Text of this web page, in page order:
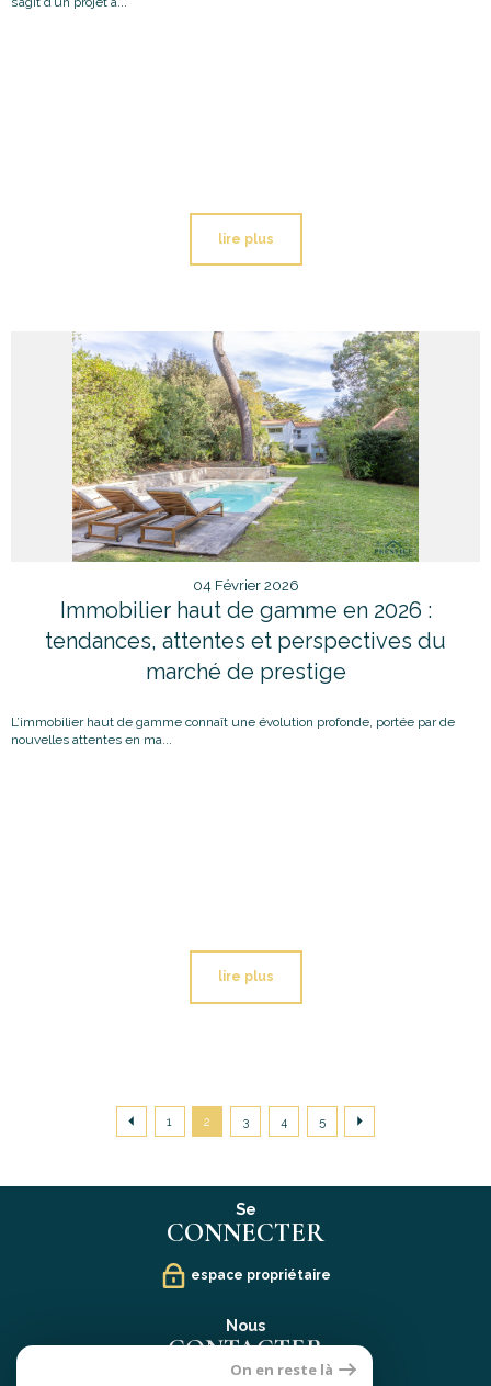
lire plus
04 Février 2026
Immobilier haut de gamme en 2026 :
tendances, attentes et perspectives du
marché de prestige
L’immobilier haut de gamme connaît une évolution profonde, portée par de
nouvelles attentes en ma...
lire plus
1 2 3 4 5
Se
CONNECTER
espace propriétaire
Nous
CONTACTER
On en reste là